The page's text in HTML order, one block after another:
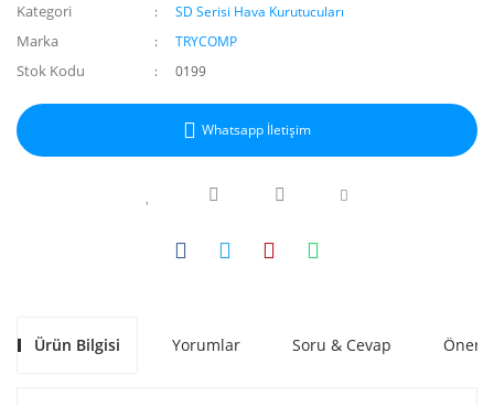
Kategori SD Serisi Hava Kurutucuları
Marka TRYCOMP
Stok Kodu 0199
Whatsapp İletişim
Ürün Bilgisi Yorumlar Soru & Cevap